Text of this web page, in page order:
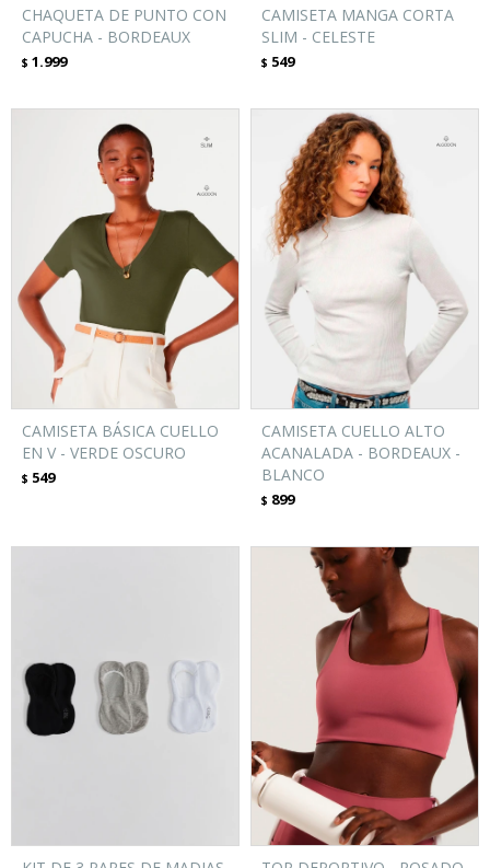
CHAQUETA DE PUNTO CON
CAPUCHA - BORDEAUX
$ 1.999
CAMISETA MANGA CORTA
SLIM - CELESTE
$ 549
CAMISETA BÁSICA CUELLO
EN V - VERDE OSCURO
$ 549
CAMISETA CUELLO ALTO
ACANALADA - BORDEAUX -
BLANCO
$ 899